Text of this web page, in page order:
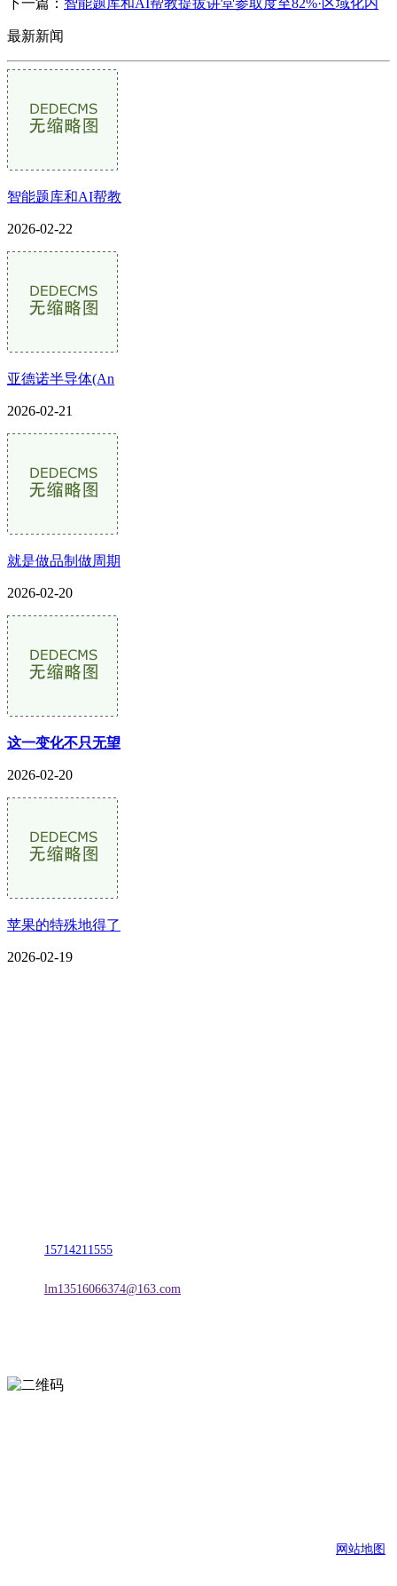
最新新闻
智能题库和AI帮教
2026-02-22
亚德诺半导体(An
2026-02-21
就是做品制做周期
2026-02-20
这一变化不只无望
2026-02-20
苹果的特殊地得了
2026-02-19
15714211555
lm13516066374@163.com
网站地图